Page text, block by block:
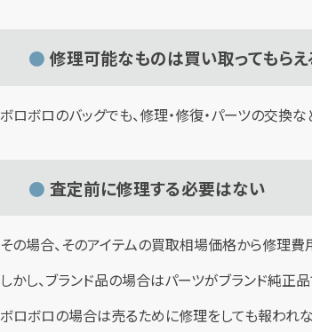
修理可能なものは買い取ってもら
ボロボロのバッグでも、修理・修復・パーツの交換
査定前に修理する必要はない
その場合、そのアイテムの買取相場価格から修理
しかし、ブランド品の場合はパーツがブランド純正
ボロボロの場合は売るために修理をしても報われ